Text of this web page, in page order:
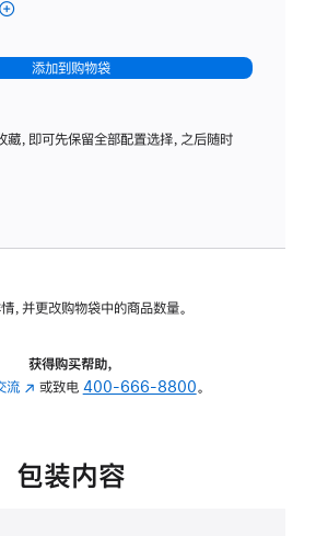
(Studio
的
添加到购物袋
，即可先保留全部配置选择，之后随时
，并更改购物袋中的商品数量。
获得购买帮助，
流 (在
中
或致电 400-666-8800。
包装内容